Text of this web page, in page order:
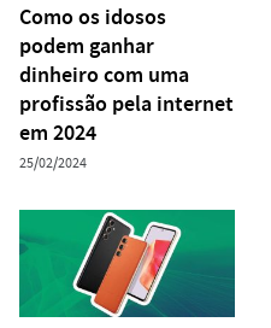
Como os idosos
podem ganhar
dinheiro com uma
profissão pela internet
em 2024
25/02/2024